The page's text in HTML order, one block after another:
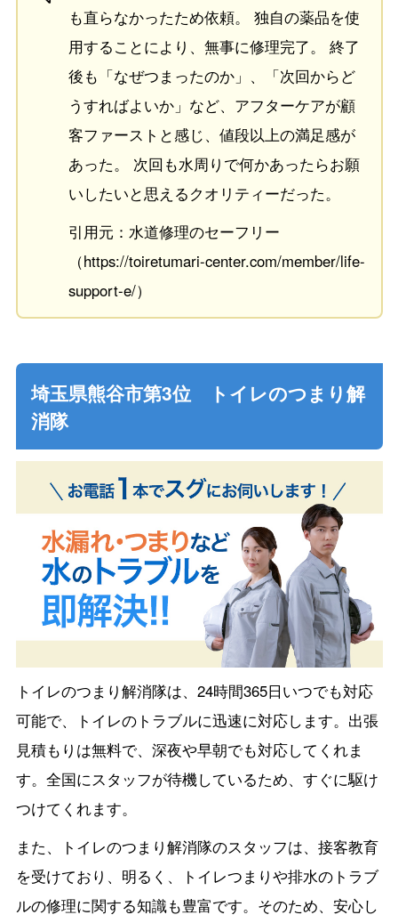
も直らなかったため依頼。 独自の薬品を使
用することにより、無事に修理完了。 終了
後も「なぜつまったのか」、「次回からど
うすればよいか」など、アフターケアが顧
客ファーストと感じ、値段以上の満足感が
あった。 次回も水周りで何かあったらお願
いしたいと思えるクオリティーだった。
引用元：水道修理のセーフリー
（https://toiretumari-center.com/member/life-
support-e/）
埼玉県熊谷市第3位 トイレのつまり解
消隊
トイレのつまり解消隊は、24時間365日いつでも対応
可能で、トイレのトラブルに迅速に対応します。出張
見積もりは無料で、深夜や早朝でも対応してくれま
す。全国にスタッフが待機しているため、すぐに駆け
つけてくれます。
また、トイレのつまり解消隊のスタッフは、接客教育
を受けており、明るく、トイレつまりや排水のトラブ
ルの修理に関する知識も豊富です。そのため、安心し